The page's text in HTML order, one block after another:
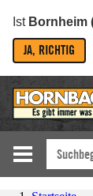
Ist Bornheim
JA, RICHTIG